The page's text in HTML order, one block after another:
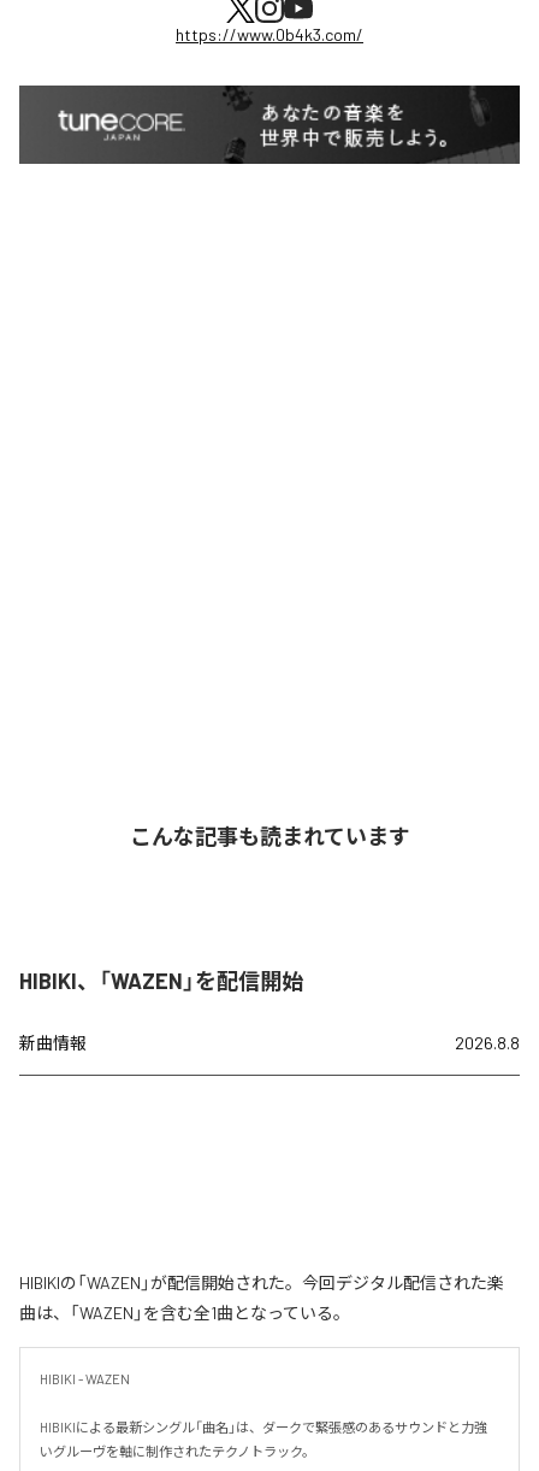
https://www.0b4k3.com/
こんな記事も読まれています
HIBIKI、「WAZEN」を配信開始
新曲情報 2026.8.8
HIBIKIの「WAZEN」が配信開始された。今回デジタル配信された楽
曲は、「WAZEN」を含む全1曲となっている。
HIBIKI - WAZEN
HIBIKIによる最新シングル「曲名」は、ダークで緊張感のあるサウンドと力強
いグルーヴを軸に制作されたテクノトラック。